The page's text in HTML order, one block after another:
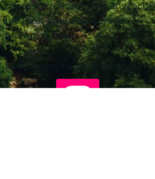
peace from which you can reach
the most enchanting places in
the Val d'Orcia.
I will be very happy to host you.